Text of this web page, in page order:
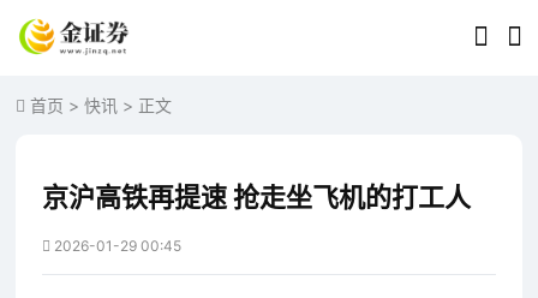
首页 >快讯 > 正文
京沪高铁再提速 抢走坐飞机的打工人
2026-01-29 00:45